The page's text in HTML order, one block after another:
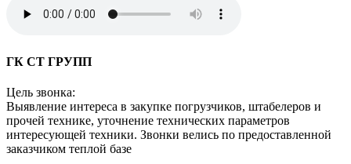
ГК СТ ГРУПП
Цель звонка:
Выявление интереса в закупке погрузчиков, штабелеров и
прочей технике, уточнение технических параметров
интересующей техники. Звонки велись по предоставленной
заказчиком теплой базе